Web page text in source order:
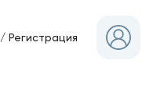
/Регистрация